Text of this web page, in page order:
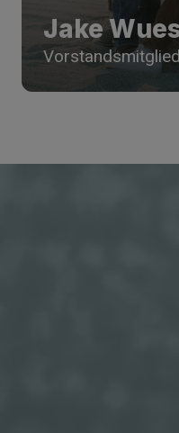
Jake
Vorstandsmitglied